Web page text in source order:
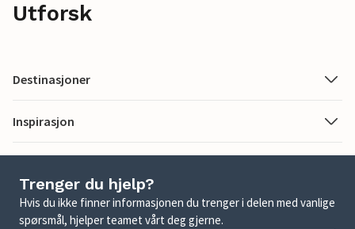
Utforsk
Destinasjoner
Inspirasjon
Trenger du hjelp?
Hvis du ikke finner informasjonen du trenger i delen med vanlige
spørsmål, hjelper teamet vårt deg gjerne.